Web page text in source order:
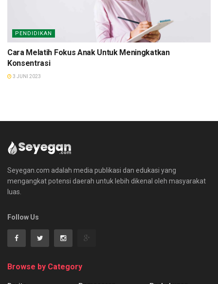
PENDIDIKAN
Cara Melatih Fokus Anak Untuk Meningkatkan
Konsentrasi
3 JUNI 2023
Seyegan.com adalah media publikasi dan edukasi yang
mengangkat potensi daerah untuk lebih dikenal oleh masyarakat
luas.
Follow Us
Browse by Category